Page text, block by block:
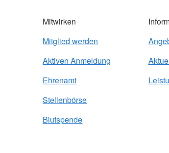
Mitwirken
Mitglied werden
Aktiven Anmeldung
Ehrenamt
Stellenbörse
Blutspende